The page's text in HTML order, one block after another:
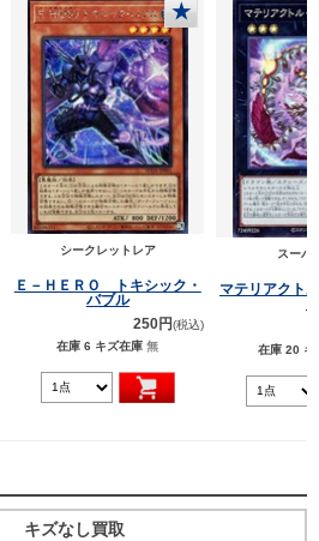
★
シークレットレア
Ｅ－ＨＥＲＯ トキシック・
バブル
250円(税込)
在庫 6 キズ在庫 無
スーパ
マテリアクト
在庫 20 キ
キズなし買取